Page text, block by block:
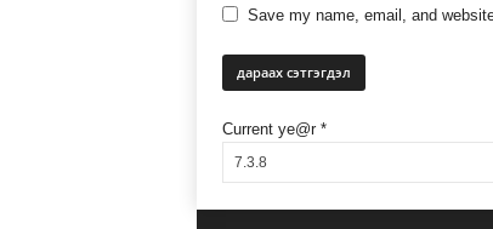
Save my name, email, and
Current ye@r *